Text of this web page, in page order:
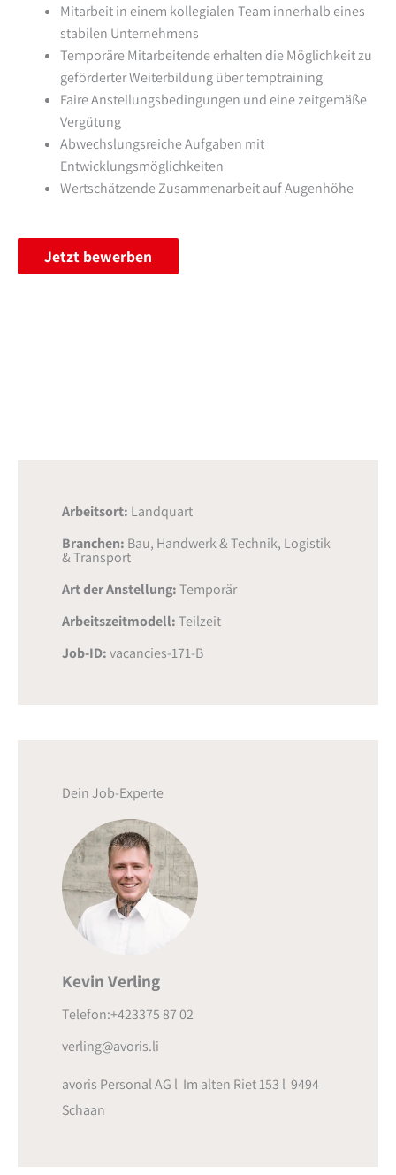
Mitarbeit in einem kollegialen Team innerhalb eines
stabilen Unternehmens
Temporäre Mitarbeitende erhalten die Möglichkeit zu
geförderter Weiterbildung über temptraining
Faire Anstellungsbedingungen und eine zeitgemäße
Vergütung
Abwechslungsreiche Aufgaben mit
Entwicklungsmöglichkeiten
Wertschätzende Zusammenarbeit auf Augenhöhe
Jetzt bewerben
Arbeitsort: Landquart
Branchen: Bau, Handwerk & Technik, Logistik
& Transport
Art der Anstellung:Temporär
Arbeitszeitmodell:Teilzeit
Job-ID:vacancies-171-B
Dein Job-Experte
Kevin Verling
Telefon:+423375 87 02
verling@avoris.li
avoris Personal AG l Im alten Riet 153 l 9494
Schaan